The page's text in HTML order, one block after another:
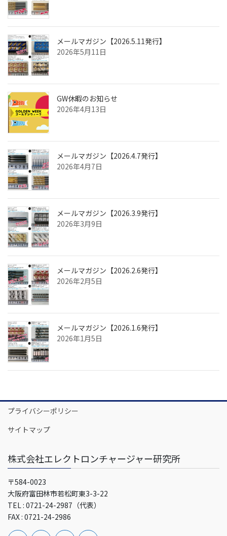
メールマガジン【2026.5.11発行】
2026年5月11日
GW休暇のお知らせ
2026年4月13日
メールマガジン【2026.4.7発行】
2026年4月7日
メールマガジン【2026.3.9発行】
2026年3月9日
メールマガジン【2026.2.6発行】
2026年2月5日
メールマガジン【2026.1.6発行】
2026年1月5日
プライバシーポリシー
サイトマップ
株式会社エレクトロンチャージャー研究所
〒584-0023
大阪府富田林市若松町東3-3-22
TEL : 0721-24-2987（代表）
FAX : 0721-24-2986